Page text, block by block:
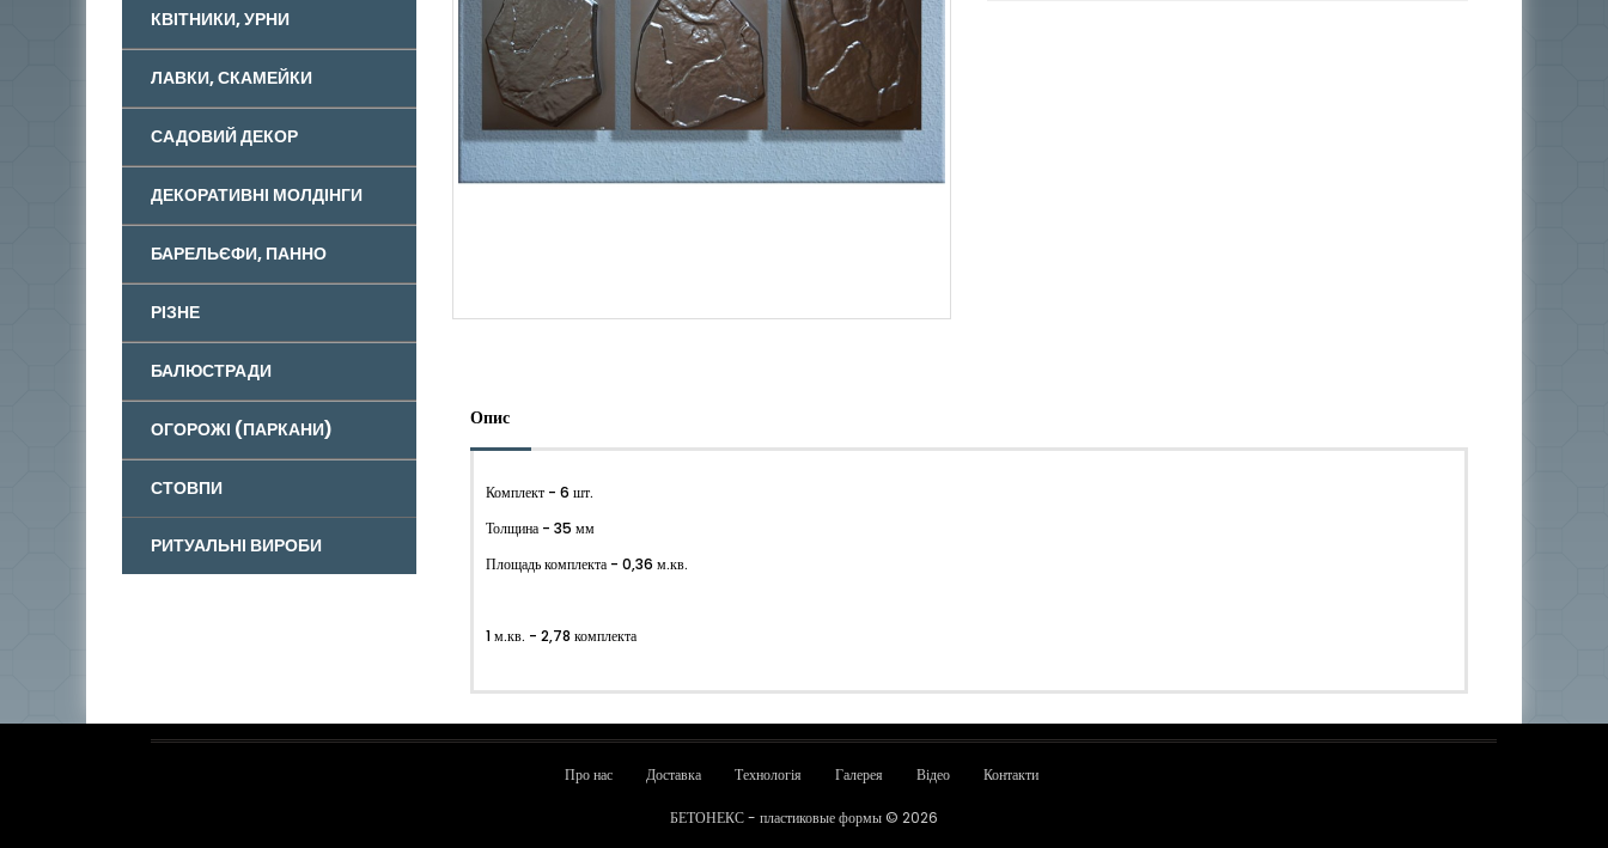
КВІТНИКИ, УРНИ
ЛАВКИ, СКАМЕЙКИ
САДОВИЙ ДЕКОР
ДЕКОРАТИВНІ МОЛДІНГИ
БАРЕЛЬЄФИ, ПАННО
РІЗНЕ
БАЛЮСТРАДИ
ОГОРОЖІ (ПАРКАНИ)
СТОВПИ
РИТУАЛЬНІ ВИРОБИ
Опис
Комплект - 6 шт.
Толщина - 35 мм
Площадь комплекта - 0,36 м.кв.
1 м.кв. - 2,78 комплекта
Про нас Доставка Технологія Галерея Відео Контакти
БЕТОНЕКС - пластиковые формы © 2026